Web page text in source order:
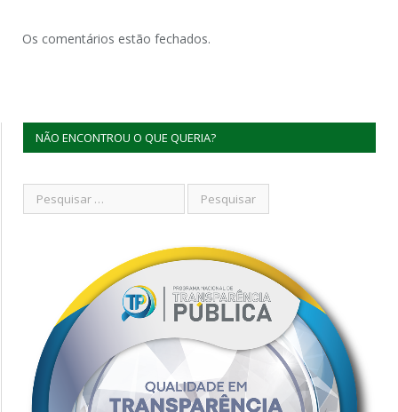
Os comentários estão fechados.
NÃO ENCONTROU O QUE QUERIA?